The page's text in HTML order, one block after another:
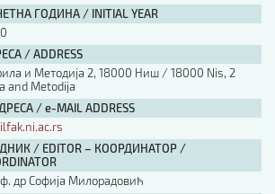
и импресума [B5, ћир]
и импресума [B5, лат]
и импресума [B5, енг]
ПРЕТРАГА ИЗДАЊА
ГОДИНА / INITIAL YEAR
/ ADDRESS
и Методија 2, 18000 Ниш / 18000 Nis, 2
and Metodija
/ e-MAIL ADDRESS
/ EDITOR – КООРДИНАТОР /
др Софија Милорадовић